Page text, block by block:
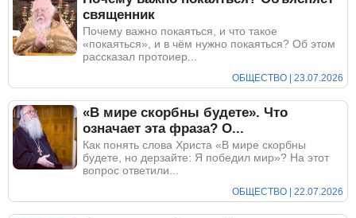
священник
Почему важно покаяться, и что такое
«покаяться», и в чём нужно покаяться? Об этом
рассказал протоиер...
ОБЩЕСТВО | 23.07.2026
«В мире скорбны будете». Что
означает эта фраза? О...
Как понять слова Христа «В мире скорбны
будете, но дерзайте: Я победил мир»? На этот
вопрос ответили...
ОБЩЕСТВО | 22.07.2026